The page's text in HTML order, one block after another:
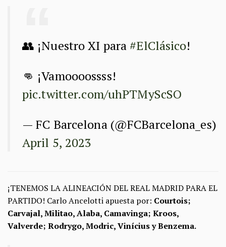
👥 ¡Nuestro XI para #ElClásico!
👊 ¡Vamoooossss!
pic.twitter.com/uhPTMyScSO
— FC Barcelona (@FCBarcelona_es)
April 5, 2023
¡TENEMOS LA ALINEACIÓN DEL REAL MADRID PARA EL
PARTIDO! Carlo Ancelotti apuesta por: Courtois;
Carvajal, Militao, Alaba, Camavinga; Kroos,
Valverde; Rodrygo, Modric, Vinícius y Benzema.